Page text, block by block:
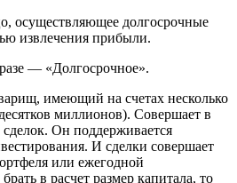
осуществляющее долгосрочные
извлечения прибыли.
— «Долгосрочное».
имеющий на счетах несколько
миллионов). Совершает в
сделок. Он поддерживается
И сделки совершает
или ежегодной
в расчет размер капитала, то